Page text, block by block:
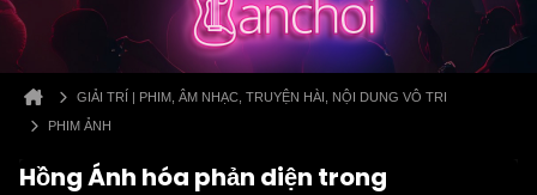
GIẢI TRÍ | PHIM, ÂM NHẠC, TRUYỆN HÀI, NỘI DUNG VÔ TRI
PHIM ẢNH
Hồng Ánh hóa phản diện trong